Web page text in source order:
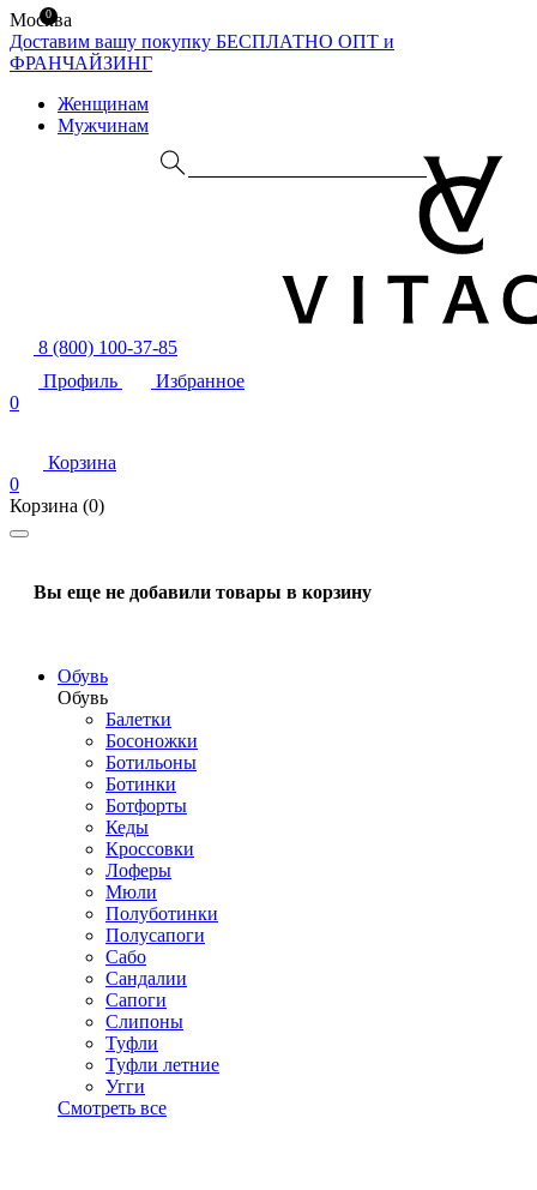
Москва
Доставим вашу покупку БЕСПЛАТНО ОПТ и
ФРАНЧАЙЗИНГ
Женщинам
Мужчинам
8 (800) 100-37-85
Профиль
Избранное
0
Корзина
0
Корзина (0)
Вы еще не добавили товары в корзину
Обувь
Обувь
Балетки
Босоножки
Ботильоны
Ботинки
Ботфорты
Кеды
Кроссовки
Лоферы
Мюли
Полуботинки
Полусапоги
Сабо
Сандалии
Сапоги
Слипоны
Туфли
Туфли летние
Угги
Смотреть все
0